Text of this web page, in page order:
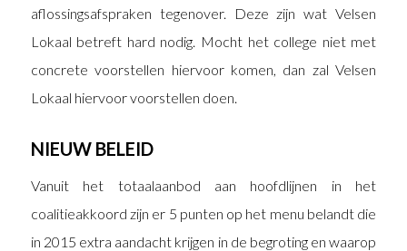
aflossingsafspraken tegenover. Deze zijn wat Velsen
Lokaal betreft hard nodig. Mocht het college niet met
concrete voorstellen hiervoor komen, dan zal Velsen
Lokaal hiervoor voorstellen doen.
NIEUW BELEID
Vanuit het totaalaanbod aan hoofdlijnen in het
coalitieakkoord zijn er 5 punten op het menu belandt die
in 2015 extra aandacht krijgen in de begroting en waarop